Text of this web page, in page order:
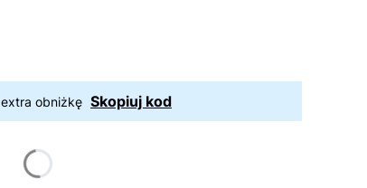
obniżkę Skopiuj kod